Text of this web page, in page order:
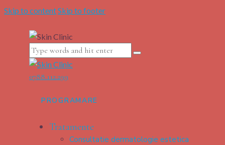
Skip to contentSkip to footer
0788.112.299
PROGRAMARE
Tratamente
Consultatie dermatologie estetica